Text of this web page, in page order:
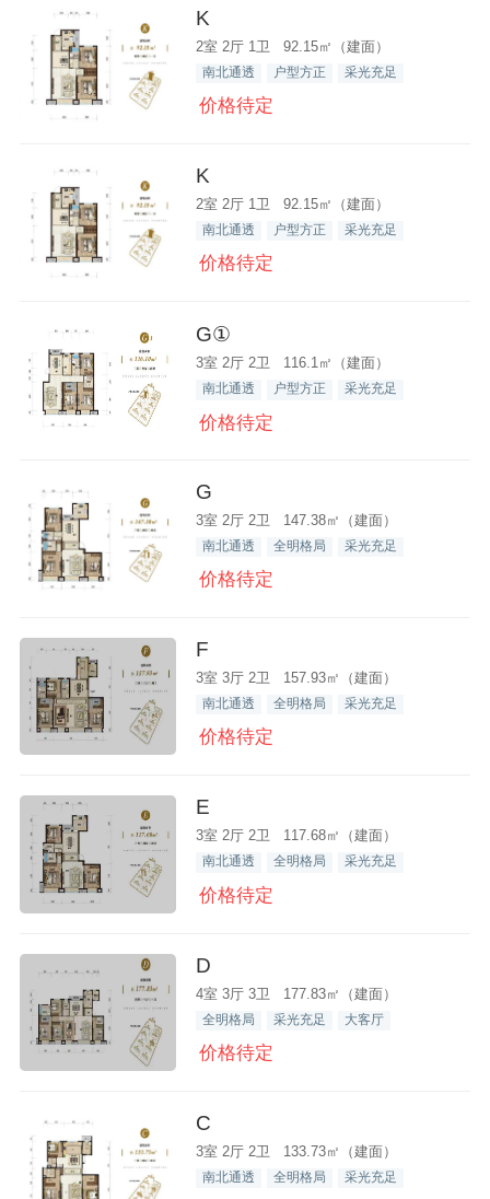
K
2室 2厅 1卫 92.15㎡（建面）
南北通透 户型方正 采光充足
价格待定
K
2室 2厅 1卫 92.15㎡（建面）
南北通透 户型方正 采光充足
价格待定
G①
3室 2厅 2卫 116.1㎡（建面）
南北通透 户型方正 采光充足
价格待定
G
3室 2厅 2卫 147.38㎡（建面）
南北通透 全明格局 采光充足
价格待定
F
3室 3厅 2卫 157.93㎡（建面）
南北通透 全明格局 采光充足
价格待定
E
3室 2厅 2卫 117.68㎡（建面）
南北通透 全明格局 采光充足
价格待定
D
4室 3厅 3卫 177.83㎡（建面）
全明格局 采光充足 大客厅
价格待定
C
3室 2厅 2卫 133.73㎡（建面）
南北通透 全明格局 采光充足